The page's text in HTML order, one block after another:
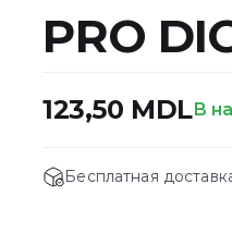
PRO
123,50 MDLВ
Бесплатная